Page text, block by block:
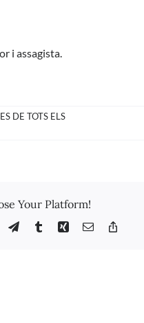
i assagista.
DE TOTS ELS
Your Platform!
WhatsApp
TelegramTumblrXing Email